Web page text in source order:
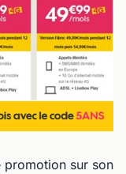
promotion sur son